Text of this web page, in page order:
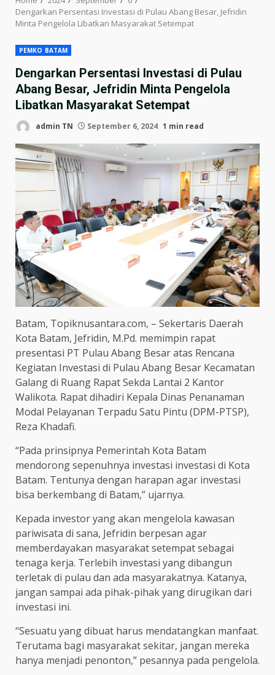
Dengarkan Persentasi Investasi di Pulau Abang Besar, Jefridin
Minta Pengelola Libatkan Masyarakat Setempat
PEMKO BATAM
Dengarkan Persentasi Investasi di Pulau
Abang Besar, Jefridin Minta Pengelola
Libatkan Masyarakat Setempat
admin TN September 6, 2024 1 min read
Batam, Topiknusantara.com, – Sekertaris Daerah
Kota Batam, Jefridin, M.Pd. memimpin rapat
presentasi PT Pulau Abang Besar atas Rencana
Kegiatan Investasi di Pulau Abang Besar Kecamatan
Galang di Ruang Rapat Sekda Lantai 2 Kantor
Walikota. Rapat dihadiri Kepala Dinas Penanaman
Modal Pelayanan Terpadu Satu Pintu (DPM-PTSP),
Reza Khadafi.
“Pada prinsipnya Pemerintah Kota Batam
mendorong sepenuhnya investasi investasi di Kota
Batam. Tentunya dengan harapan agar investasi
bisa berkembang di Batam,” ujarnya.
Kepada investor yang akan mengelola kawasan
pariwisata di sana, Jefridin berpesan agar
memberdayakan masyarakat setempat sebagai
tenaga kerja. Terlebih investasi yang dibangun
terletak di pulau dan ada masyarakatnya. Katanya,
jangan sampai ada pihak-pihak yang dirugikan dari
investasi ini.
“Sesuatu yang dibuat harus mendatangkan manfaat.
Terutama bagi masyarakat sekitar, jangan mereka
hanya menjadi penonton,” pesannya pada pengelola.